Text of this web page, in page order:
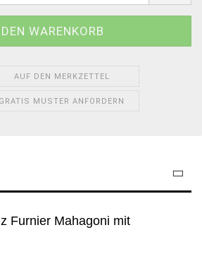
AUF DEN MERKZETTEL
GRATIS MUSTER ANFORDERN
Furnier Mahagoni mit